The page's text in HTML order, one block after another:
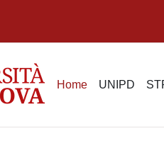
Home UNIPD